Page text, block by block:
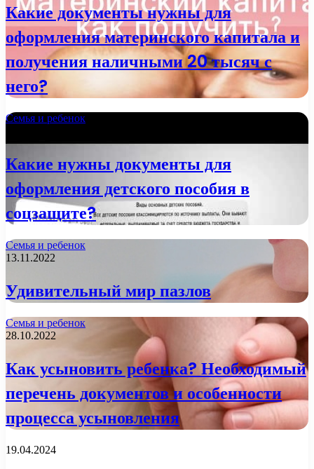
Какие документы нужны для
оформления материнского капитала и
получения наличными 20 тысяч с
него?
Семья и ребенок
Какие нужны документы для
оформления детского пособия в
соцзащите?
Семья и ребенок
13.11.2022
Удивительный мир пазлов
Семья и ребенок
28.10.2022
Как усыновить ребенка? Необходимый
перечень документов и особенности
процесса усыновления
19.04.2024